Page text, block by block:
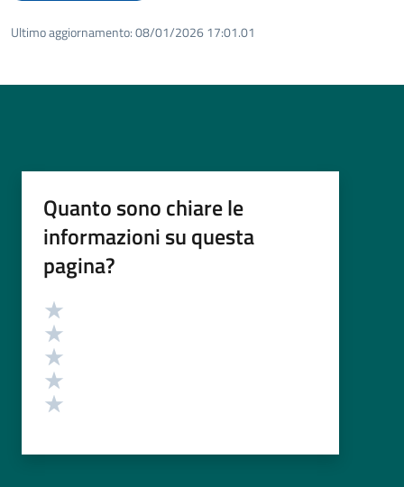
Ultimo aggiornamento:08/01/2026 17:01.01
Quanto sono chiare le
informazioni su questa
pagina?
Valutazione